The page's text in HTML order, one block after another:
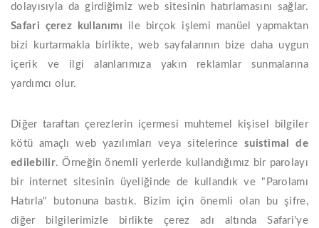
dolayısıyla da girdiğimiz web sitesinin hatırlamasını sağlar.
Safari çerez kullanımı ile birçok işlemi manüel yapmaktan
bizi kurtarmakla birlikte, web sayfalarının bize daha uygun
içerik ve ilgi alanlarımıza yakın reklamlar sunmalarına
yardımcı olur.
Diğer taraftan çerezlerin içermesi muhtemel kişisel bilgiler
kötü amaçlı web yazılımları veya sitelerince suistimal de
edilebilir. Örneğin önemli yerlerde kullandığımız bir parolayı
bir internet sitesinin üyeliğinde de kullandık ve "Parolamı
Hatırla" butonuna bastık. Bizim için önemli olan bu şifre,
diğer bilgilerimizle birlikte çerez adı altında Safari'ye